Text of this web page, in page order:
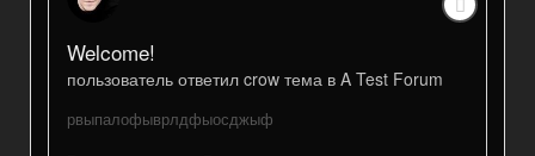
Welcome!
пользователь ответил crow тема в A Test Forum
рвыпалофыврлдфыосджыф